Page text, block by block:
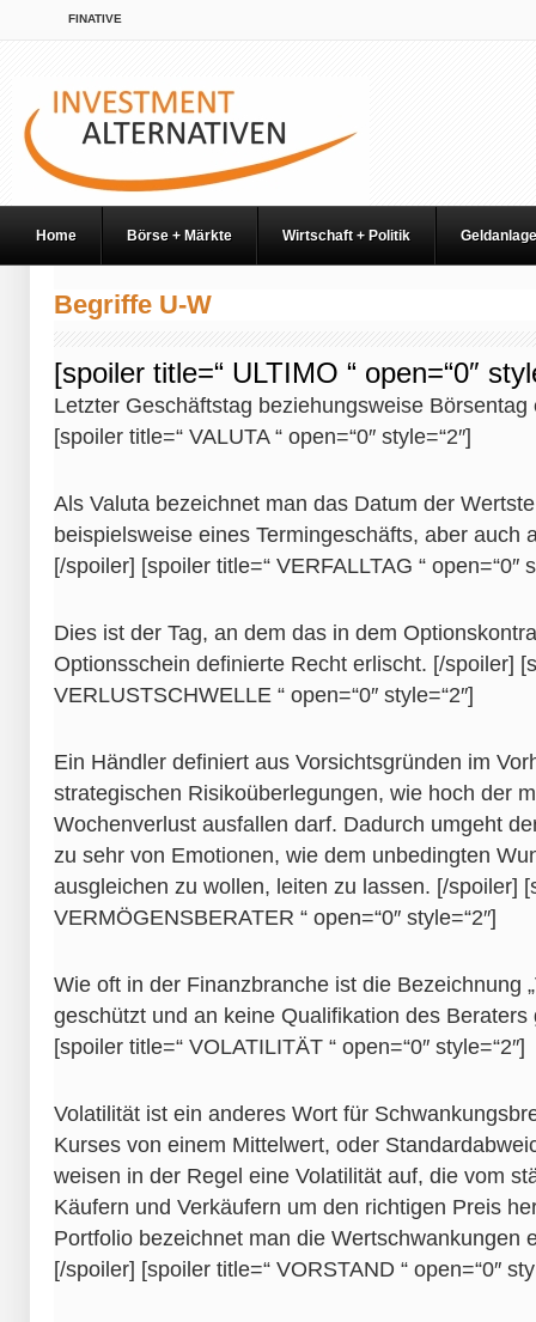
FINATIVE
Home Börse + Märkte Wirtschaft + Politik Geldanlage
Begriffe U-W
[spoiler title=“ ULTIMO “ open=“0″
Letzter Geschäftstag beziehungsweise
[spoiler title=“ VALUTA “ open=“0″ style=“2″]
Als Valuta bezeichnet man das Datum der
beispielsweise eines Termingeschäfts, aber auch
[/spoiler] [spoiler title=“ VERFALLTAG “ open=“0″
Dies ist der Tag, an dem das in dem
Optionsschein definierte Recht erlischt. [/spoiler]
VERLUSTSCHWELLE “ open=“0″ style=“2″]
Ein Händler definiert aus Vorsichtsgründen im
strategischen Risikoüberlegungen, wie hoch der
Wochenverlust ausfallen darf. Dadurch umgeht
zu sehr von Emotionen, wie dem unbedingten
ausgleichen zu wollen, leiten zu lassen. [/spoiler]
VERMÖGENSBERATER “ open=“0″ style=“2″]
Wie oft in der Finanzbranche ist die Bezeichnung
geschützt und an keine Qualifikation des Beraters
[spoiler title=“ VOLATILITÄT “ open=“0″ style=“2″]
Volatilität ist ein anderes Wort für
Kurses von einem Mittelwert, oder
weisen in der Regel eine Volatilität auf, die vom
Käufern und Verkäufern um den richtigen Preis
Portfolio bezeichnet man die Wertschwankungen
[/spoiler] [spoiler title=“ VORSTAND “ open=“0″